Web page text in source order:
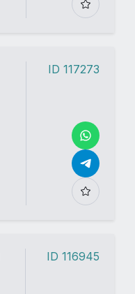
ID 117273
ID 116945